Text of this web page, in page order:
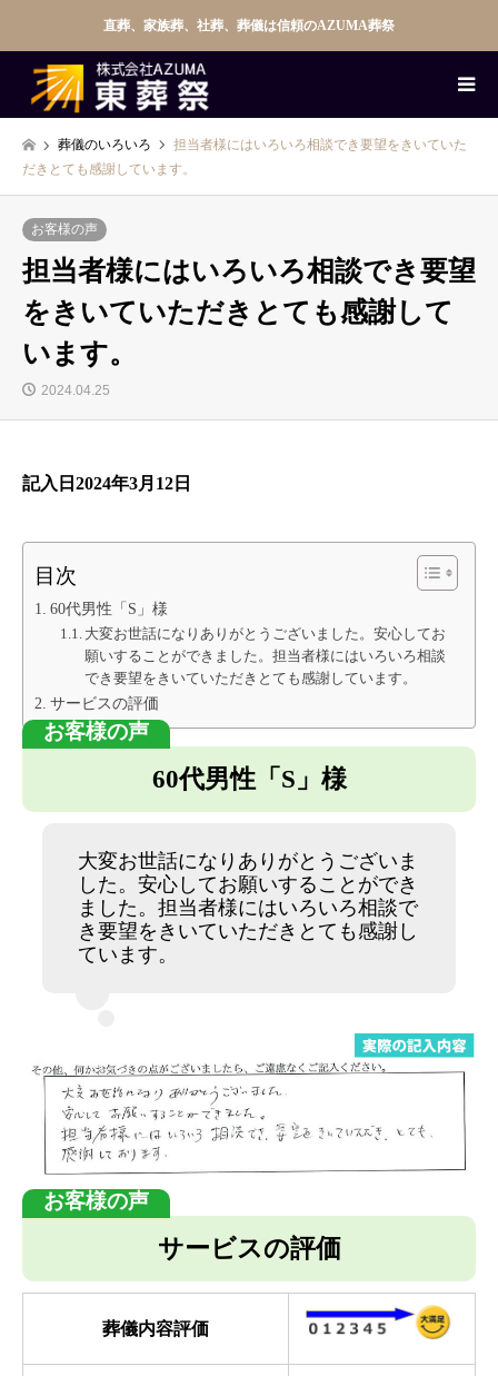
直葬、家族葬、社葬、葬儀は信頼のAZUMA葬祭
葬儀のいろいろ
担当者様にはいろいろ相談でき要望をきいていた
だきとても感謝しています。
お客様の声
担当者様にはいろいろ相談でき要望
をきいていただきとても感謝して
います。
2024.04.25
記入日2024年3月12日
目次
60代男性「S」様
大変お世話になりありがとうございました。安心してお
願いすることができました。担当者様にはいろいろ相談
でき要望をきいていただきとても感謝しています。
サービスの評価
60代男性「S」様
大変お世話になりありがとうございま
した。安心してお願いすることができ
ました。担当者様にはいろいろ相談で
き要望をきいていただきとても感謝し
ています。
サービスの評価
葬儀内容評価